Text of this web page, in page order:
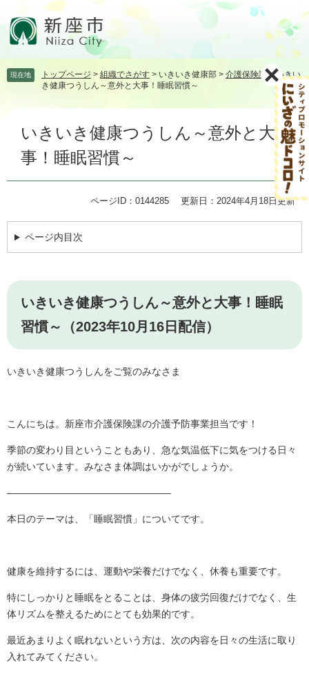
頭飛 現在地 トップページ > 組織でさがす > いきいき健康部 > 介護保険課 >いきい
き健康つうしん～意外と大事！睡眠習慣～
いきいき健康つうしん～意外と大
事！睡眠習慣～
ページID：0144285 更新日：2024年4月18日更新
ページ内目次
いきいき健康つうしん～意外と大事！睡眠
習慣～（2023年10月16日配信）
いきいき健康つうしんをご覧のみなさま
こんにちは。新座市介護保険課の介護予防事業担当です！
季節の変わり目ということもあり、急な気温低下に気をつける日々
が続いています。みなさま体調はいかがでしょうか。
―――――――――――――――――
本日のテーマは、「睡眠習慣」についてです。
健康を維持するには、運動や栄養だけでなく、休養も重要です。
特にしっかりと睡眠をとることは、身体の疲労回復だけでなく、生
体リズムを整えるためにとても効果的です。
最近あまりよく眠れないという方は、次の内容を日々の生活に取り
入れてみてください。